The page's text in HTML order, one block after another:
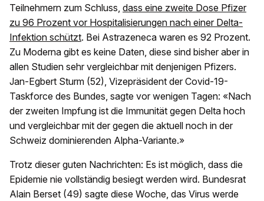
Teilnehmern zum Schluss, dass eine zweite Dose Pfizer
zu 96 Prozent vor Hospitalisierungen nach einer Delta-
Infektion schützt. Bei Astrazeneca waren es 92 Prozent.
Zu Moderna gibt es keine Daten, diese sind bisher aber in
allen Studien sehr vergleichbar mit denjenigen Pfizers.
Jan-Egbert Sturm (52), Vizepräsident der Covid-19-
Taskforce des Bundes, sagte vor wenigen Tagen: «Nach
der zweiten Impfung ist die Immunität gegen Delta hoch
und vergleichbar mit der gegen die aktuell noch in der
Schweiz dominierenden Alpha-Variante.»
Trotz dieser guten Nachrichten: Es ist möglich, dass die
Epidemie nie vollständig besiegt werden wird. Bundesrat
Alain Berset (49) sagte diese Woche, das Virus werde